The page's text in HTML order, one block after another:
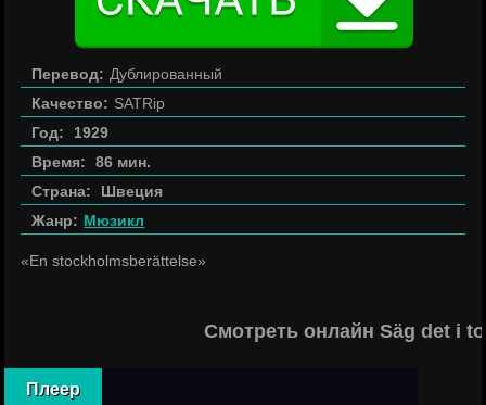
Перевод: Дублированный
Качество: SATRip
Год:
1929
Время:
86 мин.
Страна:
Швеция
Жанр: Мюзикл
«En stockholmsberättelse»
Смотреть онлайн Säg det i
Плеер